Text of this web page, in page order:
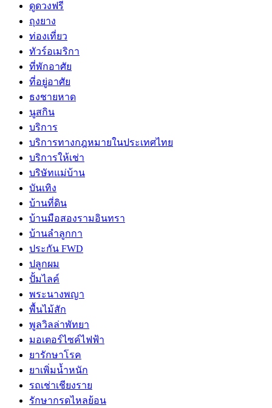
ดูดวงฟรี
ถุงยาง
ท่องเที่ยว
ทัวร์อเมริกา
ที่พักอาศัย
ที่อยู่อาศัย
ธงชายหาด
นูสกิน
บริการ
บริการทางกฎหมายในประเทศไทย
บริการให้เช่า
บริษัทแม่บ้าน
บันเทิง
บ้านที่ดิน
บ้านมือสองรามอินทรา
บ้านลำลูกกา
ประกัน FWD
ปลูกผม
ปั้มไลค์
พระนางพญา
พื้นไม้สัก
พูลวิลล่าพัทยา
มอเตอร์ไซค์ไฟฟ้า
ยารักษาโรค
ยาเพิ่มน้ำหนัก
รถเช่าเชียงราย
รักษากรดไหลย้อน